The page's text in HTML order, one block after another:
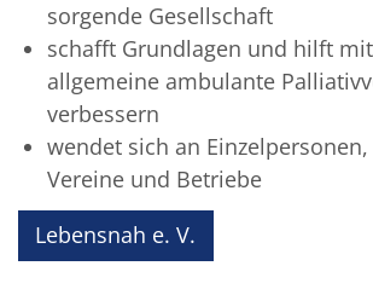
sorgende Gesellschaft
schafft Grundlagen und hilft
allgemeine ambulante
verbessern
wendet sich an
Vereine und Betriebe
Lebensnah e. V.